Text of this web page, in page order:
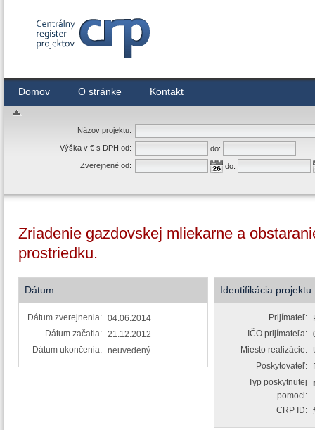
Domov O stránke Kontakt
Názov projektu:
Výška v € s DPH od:
do:
Zverejnené od:
do:
Zriadenie gazdovskej mliekarne a
prostriedku.
Dátum:
Dátum zverejnenia: 04.06.2014
Dátum začatia: 21.12.2012
Dátum ukončenia: neuvedený
Identifikácia projektu:
Prijímateľ:
IČO prijímateľa:
Miesto realizácie:
Poskytovateľ:
Typ poskytnutej
pomoci:
CRP ID: